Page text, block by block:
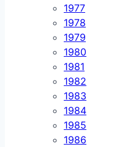
1977
1978
1979
1980
1981
1982
1983
1984
1985
1986